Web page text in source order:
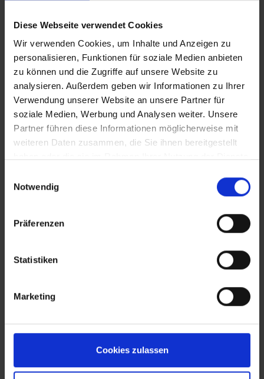
Diese Webseite verwendet Cookies
Wir verwenden Cookies, um Inhalte und Anzeigen zu
personalisieren, Funktionen für soziale Medien anbieten
zu können und die Zugriffe auf unsere Website zu
analysieren. Außerdem geben wir Informationen zu Ihrer
Verwendung unserer Website an unsere Partner für
soziale Medien, Werbung und Analysen weiter. Unsere
Partner führen diese Informationen möglicherweise mit
weiteren Daten zusammen, die Sie ihnen bereitgestellt
Notwendig
Präferenzen
Statistiken
Marketing
Cookies zulassen